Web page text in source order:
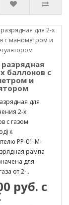
баллонов с
и
для
2-х
с газом
к
РР-01-М-
рампа
для
от 2-..
руб. с